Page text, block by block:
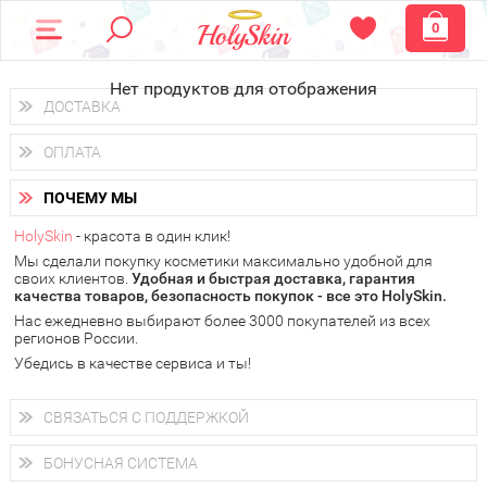
0
Нет продуктов для отображения
ДОСТАВКА
Доставка осуществляетсяпо всем городам России.
Вы можете выбрать доставку курьером, Почтой России или
получить заказ в пунктах выдачи PickPoint или пункте
самовывоза.
В 20 городах России доставка осуществляется ужена
следующий день.
у Вас всегда есть возможность получитьбесплатную
доставку от HolySkin.
подробнее об условиях доставки и оплаты в Вашем городе
ОПЛАТА
Вы можете оплатить свой заказ любым удобным способом:
наличными деньгами (
через интернет-банк (Альфа-банк, Сбербанк) и другими
электронными способами.
ПОЧЕМУ МЫ
HolySkin - красота в один клик!
Мы сделали покупку косметики максимально удобной для
своих клиентов. Удобная и быстрая доставка, гарантия
качества товаров, безопасность покупок - все это HolySkin.
Нас ежедневно выбирают более 3000 покупателей из всех
регионов России.
Убедись в качестве сервиса и ты!
СВЯЗАТЬСЯ С ПОДДЕРЖКОЙ
+7 (800) 707-24-55
Мы будем рады ответить на все Ваши вопросы по работе
магазина, проконсультировать по товарам, рассказать о
БОНУСНАЯ СИСТЕМА